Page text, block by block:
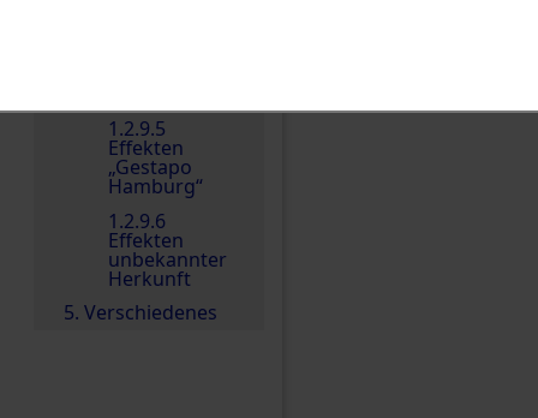
1.2.9.5
Effekten
„Gestapo
Hamburg“
1.2.9.6
Effekten
unbekannter
Herkunft
5. Verschiedenes